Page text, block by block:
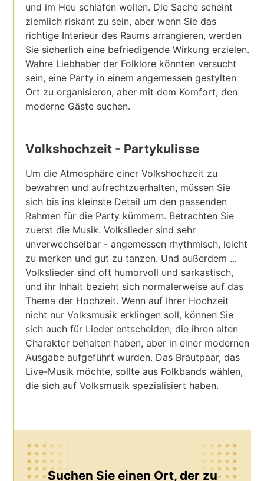
und im Heu schlafen wollen. Die Sache scheint
ziemlich riskant zu sein, aber wenn Sie das
richtige Interieur des Raums arrangieren, werden
Sie sicherlich eine befriedigende Wirkung erzielen.
Wahre Liebhaber der Folklore könnten versucht
sein, eine Party in einem angemessen gestylten
Ort zu organisieren, aber mit dem Komfort, den
moderne Gäste suchen.
Volkshochzeit - Partykulisse
Um die Atmosphäre einer Volkshochzeit zu
bewahren und aufrechtzuerhalten, müssen Sie
sich bis ins kleinste Detail um den passenden
Rahmen für die Party kümmern. Betrachten Sie
zuerst die Musik. Volkslieder sind sehr
unverwechselbar - angemessen rhythmisch, leicht
zu merken und gut zu tanzen. Und außerdem ...
Volkslieder sind oft humorvoll und sarkastisch,
und ihr Inhalt bezieht sich normalerweise auf das
Thema der Hochzeit. Wenn auf Ihrer Hochzeit
nicht nur Volksmusik erklingen soll, können Sie
sich auch für Lieder entscheiden, die ihren alten
Charakter behalten haben, aber in einer modernen
Ausgabe aufgeführt wurden. Das Brautpaar, das
Live-Musik möchte, sollte aus Folkbands wählen,
die sich auf Volksmusik spezialisiert haben.
Suchen Sie einen Ort, der zu